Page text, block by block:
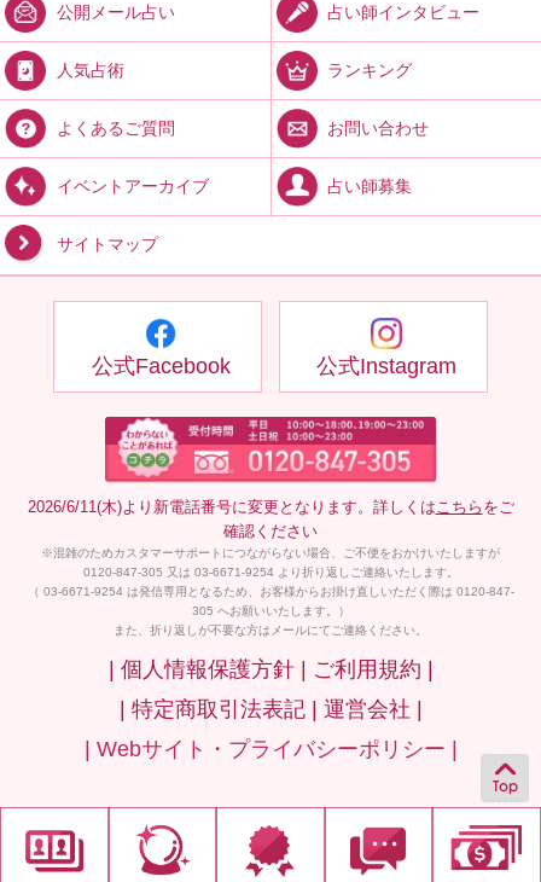
公開メール占い 占い師インタビュー
人気占術 ランキング
よくあるご質問 お問い合わせ
イベントアーカイブ 占い師募集
サイトマップ
公式Facebook 公式Instagram
2026/6/11(木)より新電話番号に変更となります。詳しくは こちら をご
確認ください
※混雑のためカスタマーサポートにつながらない場合、ご不便をおかけいたしますが
0120-847-305 又は 03-6671-9254 より折り返しご連絡いたします。
（ 03-6671-9254 は発信専用となるため、お客様からお掛け直しいただく際は 0120-847-
305 へお願いいたします。）
また、折り返しが不要な方はメールにてご連絡ください。
| 個人情報保護方針 | ご利用規約 |
| 特定商取引法表記 | 運営会社 |
| Webサイト・プライバシーポリシー |